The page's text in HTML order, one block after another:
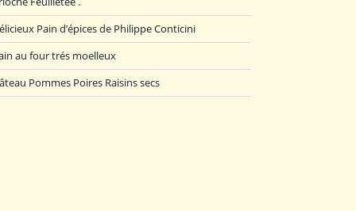
Pain d’épices de Philippe Conticini
au four trés moelleux
Pommes Poires Raisins secs